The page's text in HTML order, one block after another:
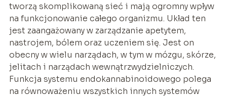
tworzą skomplikowaną sieć i mają ogromny wpływ
na funkcjonowanie całego organizmu. Układ ten
jest zaangażowany w zarządzanie apetytem,
nastrojem, bólem oraz uczeniem się. Jest on
obecny w wielu narządach, w tym w mózgu, skórze,
jelitach i narządach wewnątrzwydzielniczych.
Funkcja systemu endokannabinoidowego polega
na równoważeniu wszystkich innych systemów